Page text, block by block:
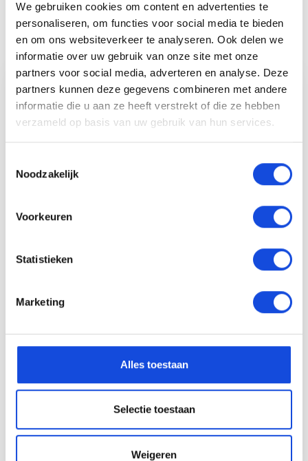
We gebruiken cookies om content en advertenties te
personaliseren, om functies voor social media te bieden
en om ons websiteverkeer te analyseren. Ook delen we
informatie over uw gebruik van onze site met onze
partners voor social media, adverteren en analyse. Deze
partners kunnen deze gegevens combineren met andere
informatie die u aan ze heeft verstrekt of die ze hebben
verzameld op basis van uw gebruik van hun services.
Noodzakelijk
Voorkeuren
Statistieken
Marketing
Alles toestaan
Selectie toestaan
Weigeren
Auto Keijzers - RDW Erkend
Wij staan u graag te woord. Neem
055 - 35 74 370
Stel uw vraag
Maak een afspraak